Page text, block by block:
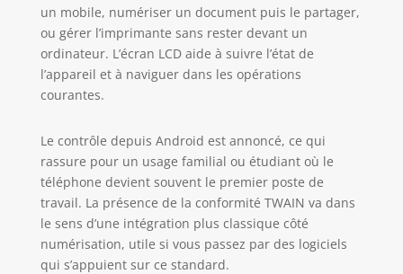
rechargement
facile, pratique et
propre avec des
flacons
bouteille hp 32xl
noire (1vv24ae),
avec le lot de 3
bouteilles hp 31
cyan (1vu26ae),
jaune (1vu28ae),
magenta
un mobile, numériser un document puis le partager,
ou gérer l’imprimante sans rester devant un
ordinateur. L’écran LCD aide à suivre l’état de
l’appareil et à naviguer dans les opérations
courantes.
Le contrôle depuis Android est annoncé, ce qui
rassure pour un usage familial ou étudiant où le
téléphone devient souvent le premier poste de
travail. La présence de la conformité TWAIN va dans
le sens d’une intégration plus classique côté
numérisation, utile si vous passez par des logiciels
qui s’appuient sur ce standard.